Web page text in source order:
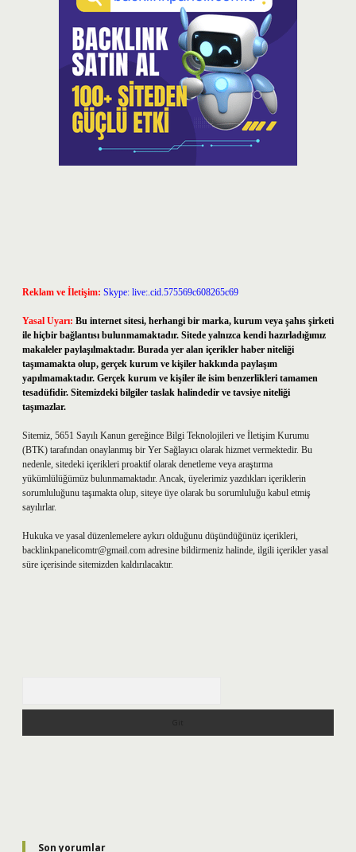
Reklam ve İletişim: Skype: live:.cid.575569c608265c69
Yasal Uyarı: Bu internet sitesi, herhangi bir marka, kurum veya şahıs şirketi
ile hiçbir bağlantısı bulunmamaktadır. Sitede yalnızca kendi hazırladığımız
makaleler paylaşılmaktadır. Burada yer alan içerikler haber niteliği
taşımamakta olup, gerçek kurum ve kişiler hakkında paylaşım
yapılmamaktadır. Gerçek kurum ve kişiler ile isim benzerlikleri tamamen
tesadüfidir. Sitemizdeki bilgiler taslak halindedir ve tavsiye niteliği
taşımazlar.
Sitemiz, 5651 Sayılı Kanun gereğince Bilgi Teknolojileri ve İletişim Kurumu
(BTK) tarafından onaylanmış bir Yer Sağlayıcı olarak hizmet vermektedir. Bu
nedenle, sitedeki içerikleri proaktif olarak denetleme veya araştırma
yükümlülüğümüz bulunmamaktadır. Ancak, üyelerimiz yazdıkları içeriklerin
sorumluluğunu taşımakta olup, siteye üye olarak bu sorumluluğu kabul etmiş
sayılırlar.
Hukuka ve yasal düzenlemelere aykırı olduğunu düşündüğünüz içerikleri,
backlinkpanelicomtr@gmail.com adresine bildirmeniz halinde, ilgili içerikler yasal
süre içerisinde sitemizden kaldırılacaktır.
Son yorumlar